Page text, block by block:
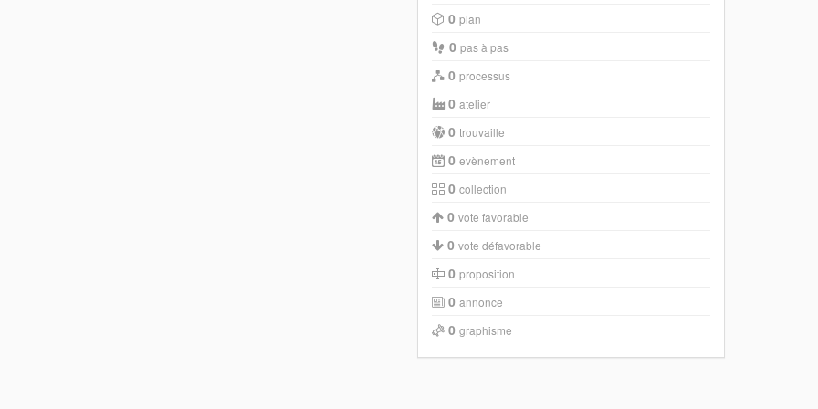
0 plan
0 pas à pas
0 processus
0 atelier
0 trouvaille
0 evènement
0 collection
0 vote favorable
0 vote défavorable
0 proposition
0 annonce
0 graphisme